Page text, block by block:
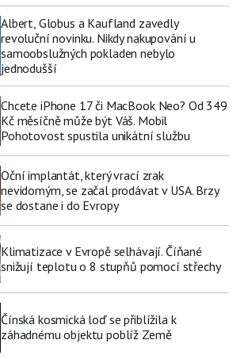
Albert, Globus a Kaufland zavedly
revoluční novinku. Nikdy nakupování u
samoobslužných pokladen nebylo
jednodušší
Chcete iPhone 17 či MacBook Neo? Od 349
Kč měsíčně může být Váš. Mobil
Pohotovost spustila unikátní službu
Oční implantát, který vrací zrak
nevidomým, se začal prodávat v USA. Brzy
se dostane i do Evropy
Klimatizace v Evropě selhávají. Číňané
snižují teplotu o 8 stupňů pomocí střechy
Čínská kosmická loď se přiblížila k
záhadnému objektu poblíž Země